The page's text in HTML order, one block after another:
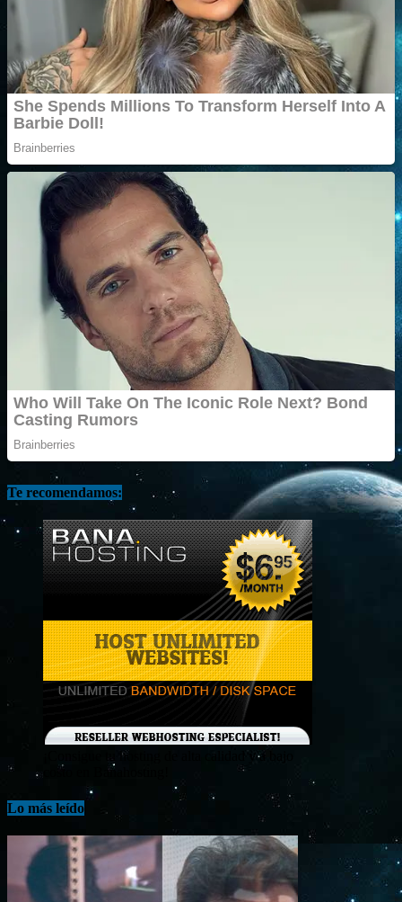
Te recomendamos:
¡Consigue tu hosting de alta calidad y a bajo
costo en Banahosting!
Lo más leído